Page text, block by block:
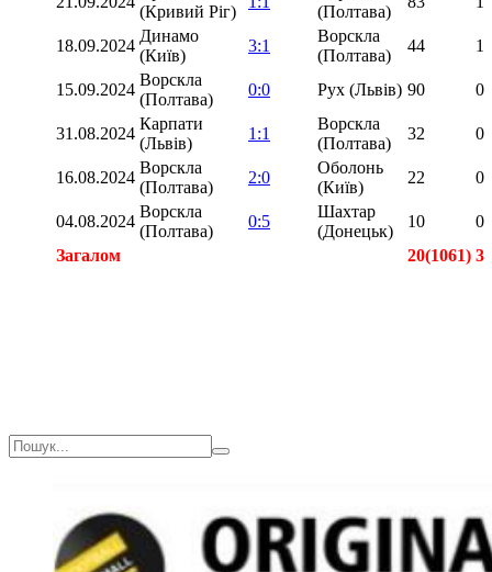
(Кривий Ріг)
(Полтава)
18.09.2024
Динамо
(Київ)
3:1
Ворскла
(Полтава)
44 1
15.09.2024
Ворскла
(Полтава)
0:0 Рух (Львів) 90 0
31.08.2024
Карпати
(Львів)
1:1
Ворскла
(Полтава)
32 0
16.08.2024
Ворскла
(Полтава)
2:0
Оболонь
(Київ)
22 0
04.08.2024
Ворскла
(Полтава)
0:5
Шахтар
(Донецьк)
10
0
Загалом
20(1061) 3